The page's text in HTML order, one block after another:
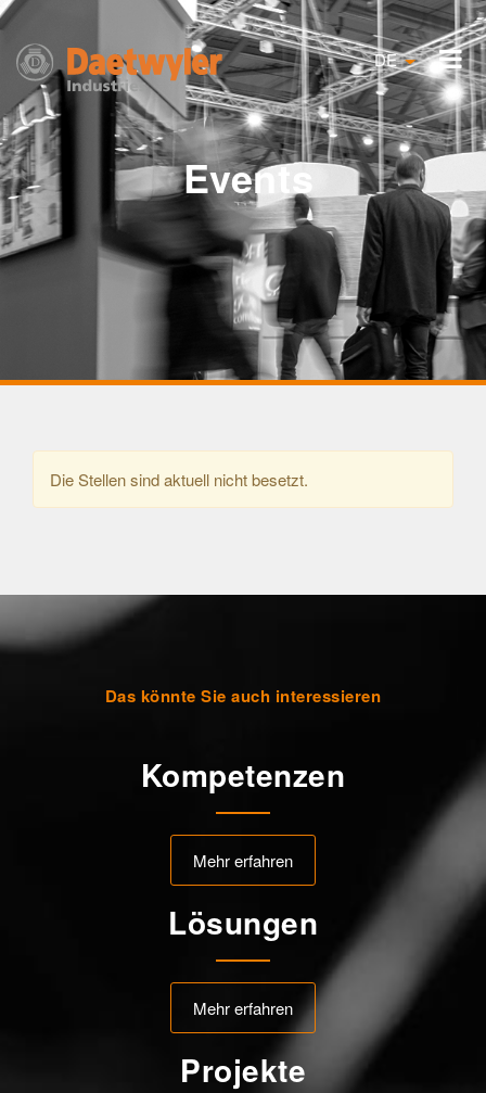
DE
Events
Die Stellen sind aktuell nicht besetzt.
Das könnte Sie auch interessieren
Kompetenzen
Mehr erfahren
Lösungen
Mehr erfahren
Projekte